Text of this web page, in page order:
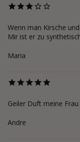
Wenn man Kirsche
Mir ist er zu
Maria
Geiler Duft meine
Andre